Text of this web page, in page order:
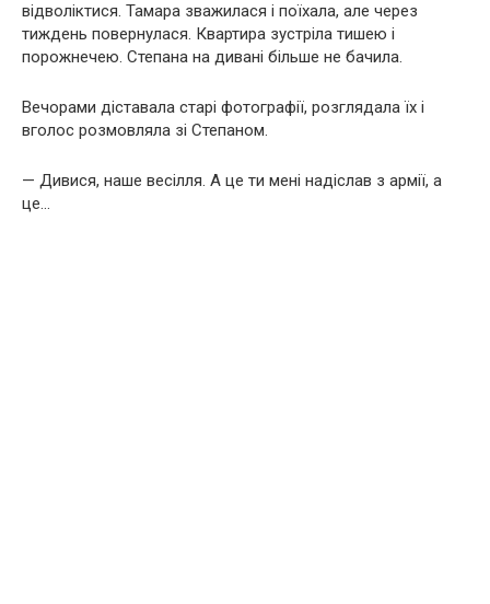
відволіктися. Тамара зважилася і поїхала, але через
тиждень повернулася. Квартира зустріла тишею і
порожнечею. Степана на дивані більше не бачила.
Вечорами діставала старі фотографії, розглядала їх і
вголос розмовляла зі Степаном.
— Дивися, наше весілля. А це ти мені надіслав з армії, а
це…